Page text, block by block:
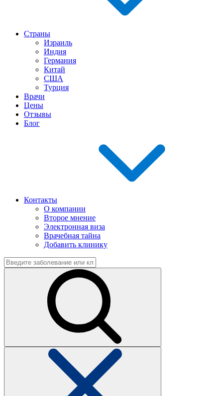
Страны
Израиль
Индия
Германия
Китай
США
Турция
Врачи
Цены
Отзывы
Блог
Контакты
О компании
Второе мнение
Электронная виза
Врачебная тайна
Добавить клинику